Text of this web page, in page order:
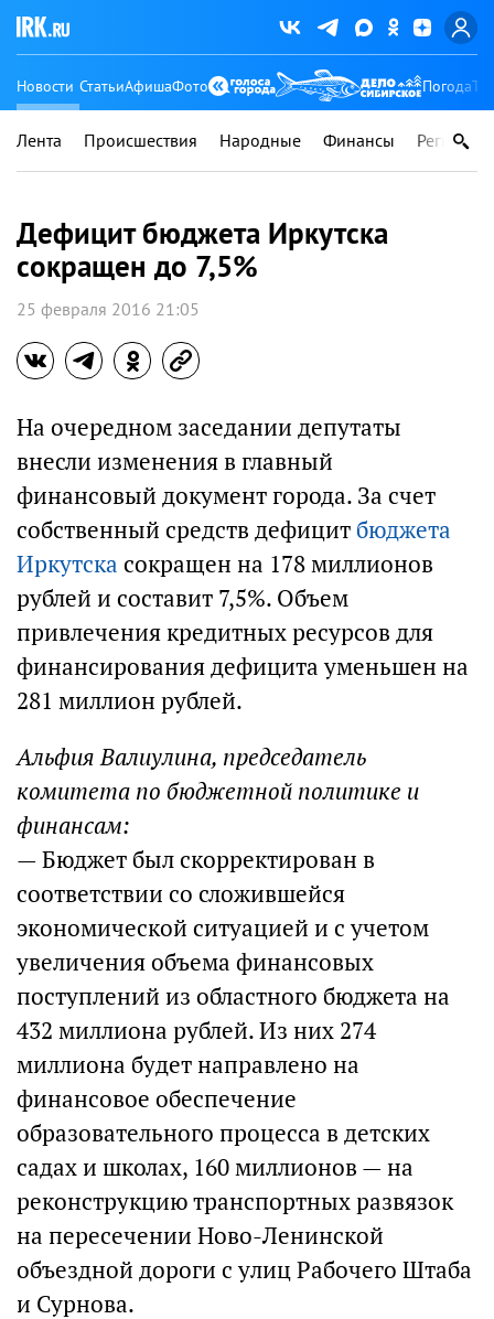
Новости СтатьиАфишаФото Погода
Лента Происшествия Народные Финансы Регионы
Дефицит бюджета Иркутска
сокращен до 7,5%
25 февраля 2016 21:05
На очередном заседании депутаты
внесли изменения в главный
финансовый документ города. За счет
собственный средств дефицитбюджета
Иркутска сокращен на 178 миллионов
рублей и составит 7,5%. Объем
привлечения кредитных ресурсов для
финансирования дефицита уменьшен на
281 миллион рублей.
Альфия Валиулина, председатель
комитета по бюджетной политике и
финансам:
— Бюджет был скорректирован в
соответствии со сложившейся
экономической ситуацией и с учетом
увеличения объема финансовых
поступлений из областного бюджета на
432 миллиона рублей. Из них 274
миллиона будет направлено на
финансовое обеспечение
образовательного процесса в детских
садах и школах, 160 миллионов — на
реконструкцию транспортных развязок
на пересечении Ново-Ленинской
объездной дороги с улиц Рабочего Штаба
и Сурнова.